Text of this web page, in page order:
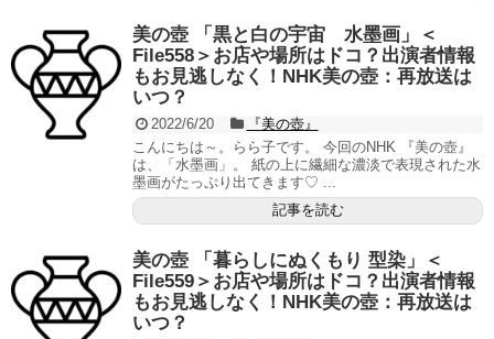
美の壺 「黒と白の宇宙 水墨画」＜
File558＞お店や場所はドコ？出演者情報
もお見逃しなく！NHK美の壺：再放送は
いつ？
2022/6/20
『美の壺』
こんにちは～。らら子です。 今回のNHK 『美の壺』
は、「水墨画」。 紙の上に繊細な濃淡で表現された水
墨画がたっぷり出てきます♡ ...
記事を読む
美の壺 「暮らしにぬくもり 型染」＜
File559＞お店や場所はドコ？出演者情報
もお見逃しなく！NHK美の壺：再放送は
いつ？